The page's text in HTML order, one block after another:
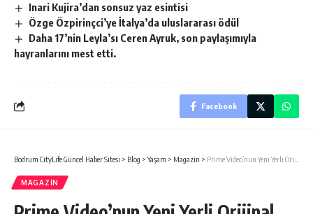
Inari Kujira’dan sonsuz yaz esintisi
Özge Özpirinçci’ye İtalya’da uluslararası ödül
Daha 17’nin Leyla’sı Ceren Ayruk, son paylaşımıyla
hayranlarını mest etti.
Facebook
Bodrum CityLife Güncel Haber Sitesi > Blog >Yaşam > Magazin > Prime Video’nun Yeni Yerli Orijinal Filmi Mavi Mağara’nın Galası Gerçekleşti
MAGAZIN